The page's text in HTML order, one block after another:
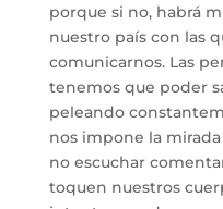
porque si no, habrá
nuestro país con las
comunicarnos. Las
tenemos que poder
peleando
nos impone la
no escuchar
toquen nuestros